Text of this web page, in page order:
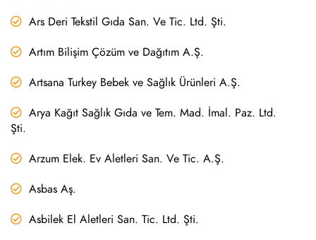
Ars Deri Tekstil Gıda San. Ve Tic. Ltd. Şti.
Artım Bilişim Çözüm ve Dağıtım A.Ş.
Artsana Turkey Bebek ve Sağlık Ürünleri A.Ş.
Arya Kağıt Sağlık Gıda ve Tem. Mad. İmal. Paz. Ltd.
Şti.
Arzum Elek. Ev Aletleri San. Ve Tic. A.Ş.
Asbas Aş.
Asbilek El Aletleri San. Tic. Ltd. Şti.